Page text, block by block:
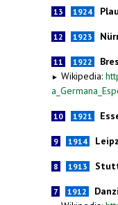
13 1924
12 1923
11 1922
► Wikipedia:
10 1921
9 1914
8 1913
7 1912